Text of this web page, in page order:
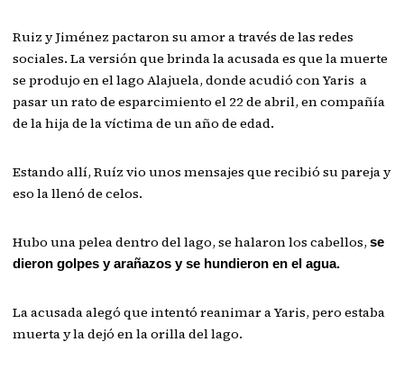
Ruiz y Jiménez pactaron su amor a través de las redes
sociales. La versión que brinda la acusada es que la muerte
se produjo en el lago Alajuela, donde acudió con Yaris a
pasar un rato de esparcimiento el 22 de abril, en compañía
de la hija de la víctima de un año de edad.
Estando allí, Ruíz vio unos mensajes que recibió su pareja y
eso la llenó de celos.
Hubo una pelea dentro del lago, se halaron los cabellos,se
dieron golpes y arañazos y se hundieron en el agua.
La acusada alegó que intentó reanimar a Yaris, pero estaba
muerta y la dejó en la orilla del lago.